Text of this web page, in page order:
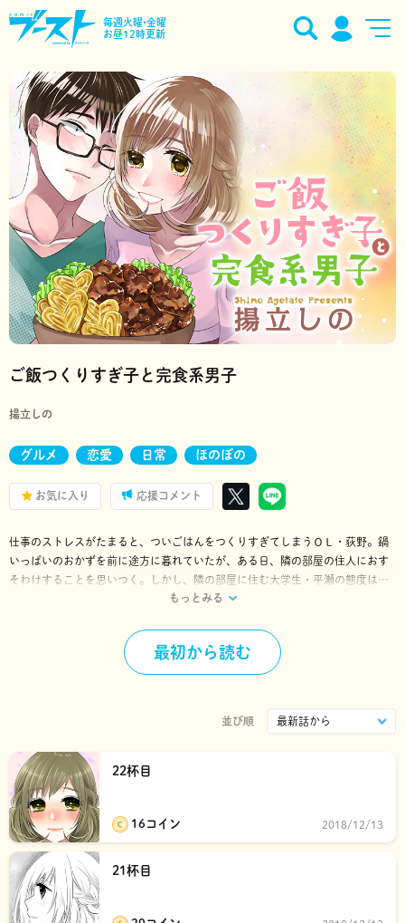
毎週火曜•金曜
お昼12時更新
ご飯つくりすぎ子と完食系男子
揚立しの
グルメ 恋愛 日常 ほのぼの
お気に入り 応援コメント
仕事のストレスがたまると、ついごはんをつくりすぎてしまうＯＬ・荻野。鍋
いっぱいのおかずを前に途方に暮れていたが、ある日、隣の部屋の住人におす
そわけすることを思いつく。しかし、隣の部屋に住む大学生・平瀬の態度はつ
れなくて…？ お隣同士から始まる食ラブコメディ!!
もっとみる
最初から読む
並び順
22杯目
16コイン 2018/12/13
21杯目